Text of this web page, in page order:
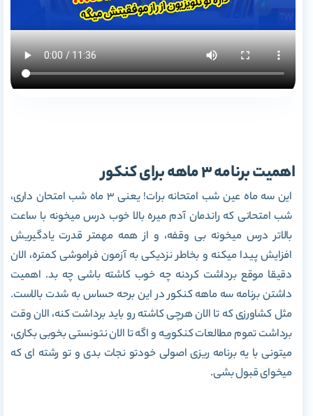
اهمیت برنامه 3 ماهه برای کنکور
این سه ماه عین شب امتحانه برات! یعنی 3 ماه شب امتحان داری،
شب امتحانی که راندمان آدم میره بالا خوب درس میخونه با ساعت
بالاتر درس میخونه بی وقفه، و از همه مهمتر قدرت یادگیریش
افزایش پیدا میکنه و بخاطر نزدیکی به آزمون فراموشی کمتره، الان
دقیقا موقع برداشت کردنه چه خوب کاشته باشی چه بد. اهمیت
داشتن برنامه سه ماهه کنکور در این برحه حساس به شدت بالاست.
مثل کشاورزی که تا الان هرچی کاشته رو باید برداشت کنه، الان وقت
برداشت تموم مطالعات کنکوریه و اگه تا الان نتونستی بخوبی بکاری،
میتونی با یه برنامه ریزی اصولی خودتو نجات بدی و تو رشته ای که
میخوای قبول بشی.